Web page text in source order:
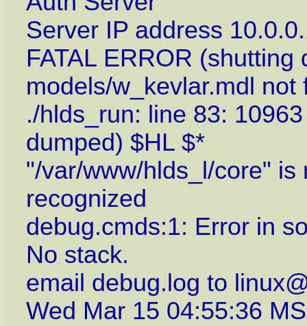
Server IP address
FATAL ERROR
models/w_kevlar.mdl not
./hlds_run: line 83:
dumped) $HL $*
"/var/www/hlds_l/core"
recognized
debug.cmds:1: Error in
No stack.
email debug.log to
Wed Mar 15 04:55:36